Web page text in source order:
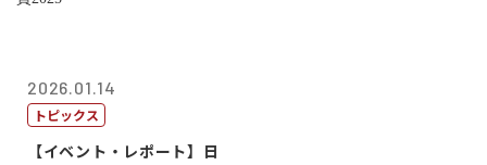
2026.01.14
トピックス
【イベント・レポート】日